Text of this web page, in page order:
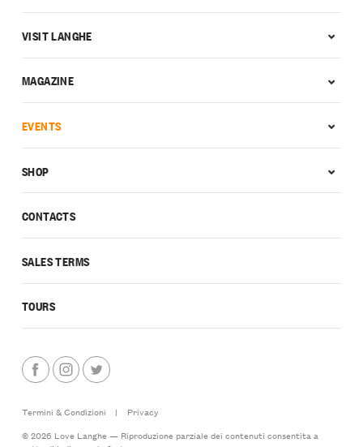
CONTACTS
SALES TERMS
TOURS
VISIT LANGHE
MAGAZINE
EVENTS
SHOP
Termini & Condizioni |
Privacy
© 2026 Love Langhe — Riproduzione parziale dei contenuti consentita a